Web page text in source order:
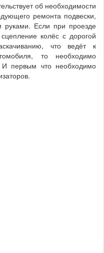
об необходимости
ремонта подвески,
Если при проезде
колёс с дорогой
что ведёт к
то необходимо
И первым что необходимо